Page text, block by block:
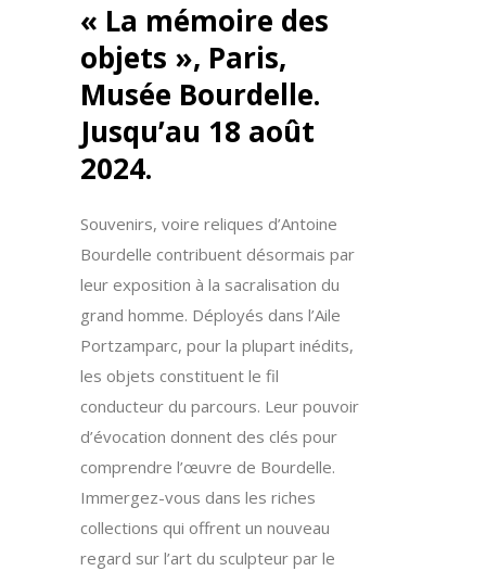
« La mémoire des
objets », Paris,
Musée Bourdelle.
Jusqu’au 18 août
2024.
Souvenirs, voire reliques d’Antoine
Bourdelle contribuent désormais par
leur exposition à la sacralisation du
grand homme. Déployés dans l’Aile
Portzamparc, pour la plupart inédits,
les objets constituent le fil
conducteur du parcours. Leur pouvoir
d’évocation donnent des clés pour
comprendre l’œuvre de Bourdelle.
Immergez-vous dans les riches
collections qui offrent un nouveau
regard sur l’art du sculpteur par le